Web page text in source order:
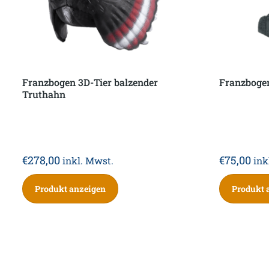
Franzbogen 3D-Tier balzender
Truthahn
€278,00inkl. Mwst.
Produkt anzeigen
€75,00
Produkt